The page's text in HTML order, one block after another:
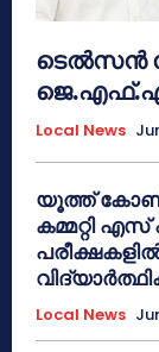
ടെൽസൻ
Local News
യൂത്ത്
കമ്മറ്റി
Local News